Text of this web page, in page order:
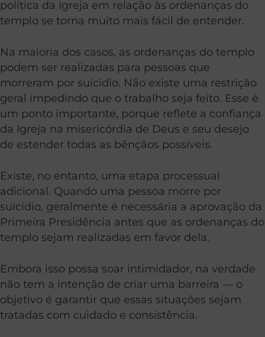
política da Igreja em relação às ordenanças do
templo se torna muito mais fácil de entender.
Na maioria dos casos, as ordenanças do templo
podem ser realizadas para pessoas que
morreram por suicídio. Não existe uma restrição
geral impedindo que o trabalho seja feito. Esse é
um ponto importante, porque reflete a confiança
da Igreja na misericórdia de Deus e seu desejo
de estender todas as bênçãos possíveis.
Existe, no entanto, uma etapa processual
adicional. Quando uma pessoa morre por
suicídio, geralmente é necessária a aprovação da
Primeira Presidência antes que as ordenanças do
templo sejam realizadas em favor dela.
Embora isso possa soar intimidador, na verdade
não tem a intenção de criar uma barreira — o
objetivo é garantir que essas situações sejam
tratadas com cuidado e consistência.